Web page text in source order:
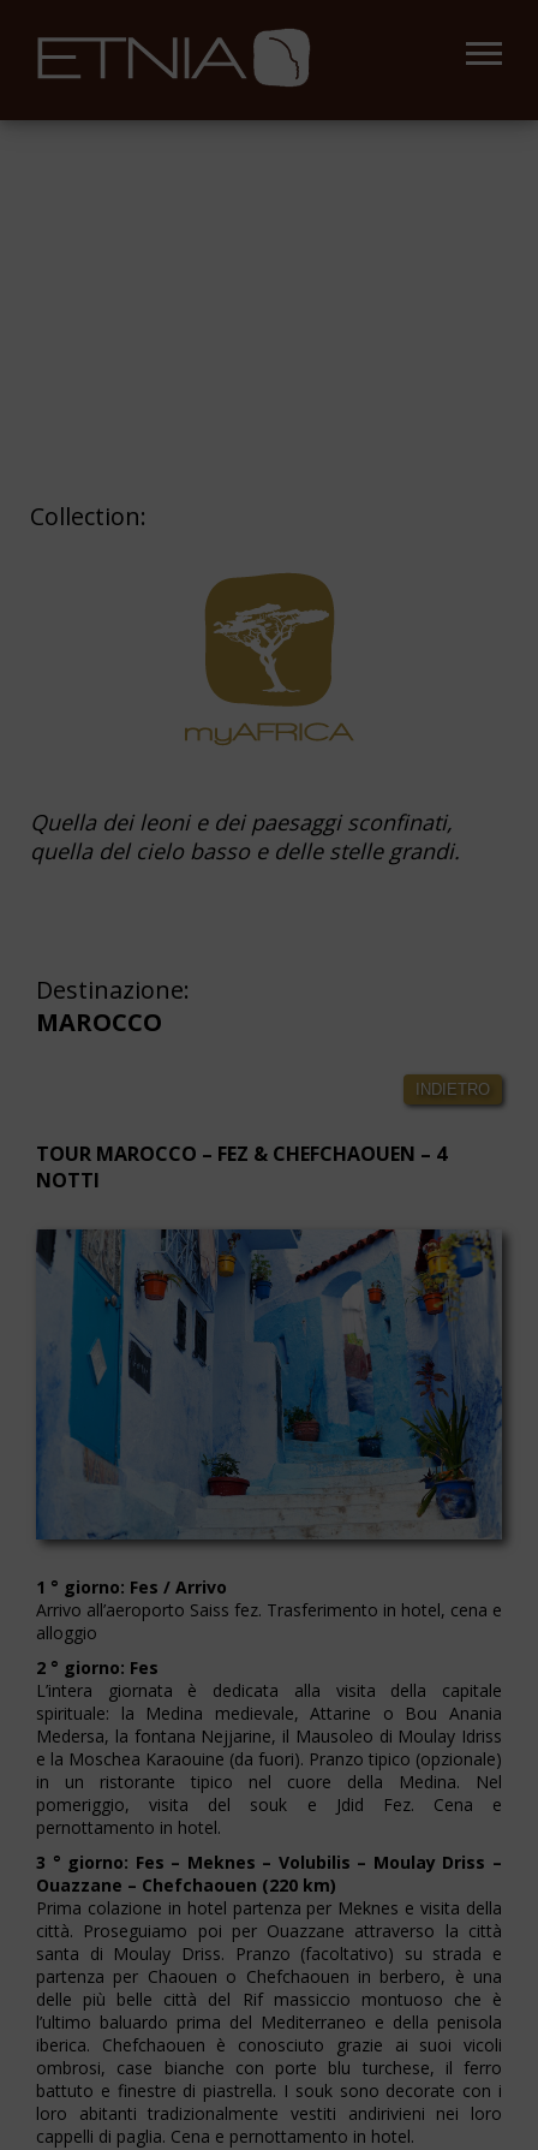
Collection:
Quella dei leoni e dei paesaggi sconfinati,
quella del cielo basso e delle stelle grandi.
Destinazione:
MAROCCO
INDIETRO
TOUR MAROCCO – FEZ & CHEFCHAOUEN – 4
NOTTI
1 ° giorno: Fes / Arrivo
Arrivo all’aeroporto Saiss fez. Trasferimento in hotel, cena e
alloggio
2 ° giorno: Fes
L’intera giornata è dedicata alla visita della capitale
spirituale: la Medina medievale, Attarine o Bou Anania
Medersa, la fontana Nejjarine, il Mausoleo di Moulay Idriss
e la Moschea Karaouine (da fuori). Pranzo tipico (opzionale)
in un ristorante tipico nel cuore della Medina. Nel
pomeriggio, visita del souk e Jdid Fez. Cena e
pernottamento in hotel.
3 ° giorno: Fes – Meknes – Volubilis – Moulay Driss –
Ouazzane – Chefchaouen (220 km)
Prima colazione in hotel partenza per Meknes e visita della
città. Proseguiamo poi per Ouazzane attraverso la città
santa di Moulay Driss. Pranzo (facoltativo) su strada e
partenza per Chaouen o Chefchaouen in berbero, è una
delle più belle città del Rif massiccio montuoso che è
l’ultimo baluardo prima del Mediterraneo e della penisola
iberica. Chefchaouen è conosciuto grazie ai suoi vicoli
ombrosi, case bianche con porte blu turchese, il ferro
battuto e finestre di piastrella. I souk sono decorate con i
loro abitanti tradizionalmente vestiti andirivieni nei loro
cappelli di paglia. Cena e pernottamento in hotel.